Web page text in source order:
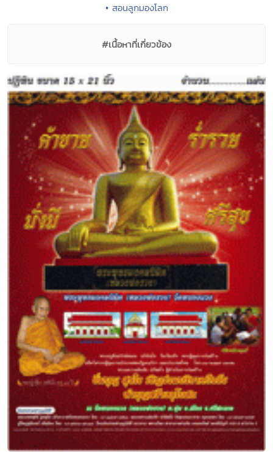
• สอนลูกมองโลก
#เนื้อหาที่เกี่ยวข้อง